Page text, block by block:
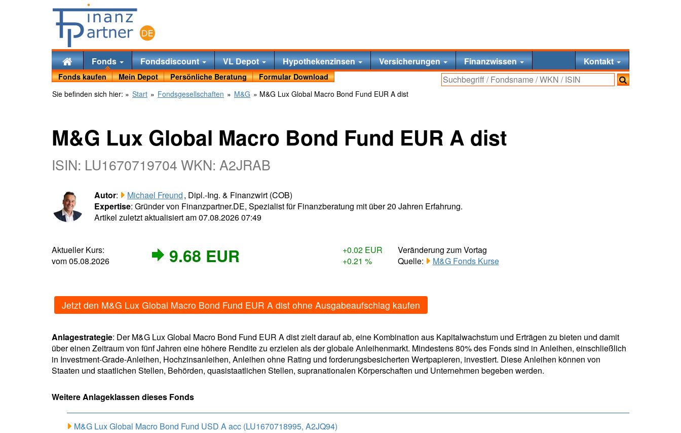
Fonds Fondsdiscount VL Depot Hypothekenzinsen Versicherungen Finanzwissen Kontakt
Fonds kaufen Mein Depot Persönliche Beratung
Formular Download
Sie befinden sich hier: » Start » Fondsgesellschaften » M&G » M&G Lux Global Macro Bond Fund EUR A dist
M&G Lux Global Macro Bond Fund EUR A dist
ISIN: LU1670719704 WKN: A2JRAB
Autor: Michael Freund, Dipl.-Ing. & Finanzwirt (COB)
Expertise: Gründer von Finanzpartner.DE, Spezialist für Finanzberatung mit über 20 Jahren Erfahrung.
Artikel zuletzt aktualisiert am 07.08.2026 07:49
Aktueller Kurs:
vom 05.08.2026
9.68 EUR
+0.02 EUR
+0.21 %
Veränderung zum Vortag
Quelle:
M&G Fonds Kurse
Jetzt den M&G Lux Global Macro Bond Fund EUR A dist ohne Ausgabeaufschlag kaufen
Anlagestrategie: Der M&G Lux Global Macro Bond Fund EUR A dist zielt darauf ab, eine Kombination aus Kapitalwachstum und Erträgen zu bieten und damit
über einen Zeitraum von fünf Jahren eine höhere Rendite zu erzielen als der globale Anleihenmarkt. Mindestens 80% des Fonds sind in Anleihen, einschließlich
in Investment-Grade-Anleihen, Hochzinsanleihen, Anleihen ohne Rating und forderungsbesicherten Wertpapieren, investiert. Diese Anleihen können von
Staaten und staatlichen Stellen, Behörden, quasistaatlichen Stellen, supranationalen Körperschaften und Unternehmen begeben werden.
Weitere Anlageklassen dieses Fonds
M&G Lux Global Macro Bond Fund USD A acc (LU1670718995, A2JQ94)